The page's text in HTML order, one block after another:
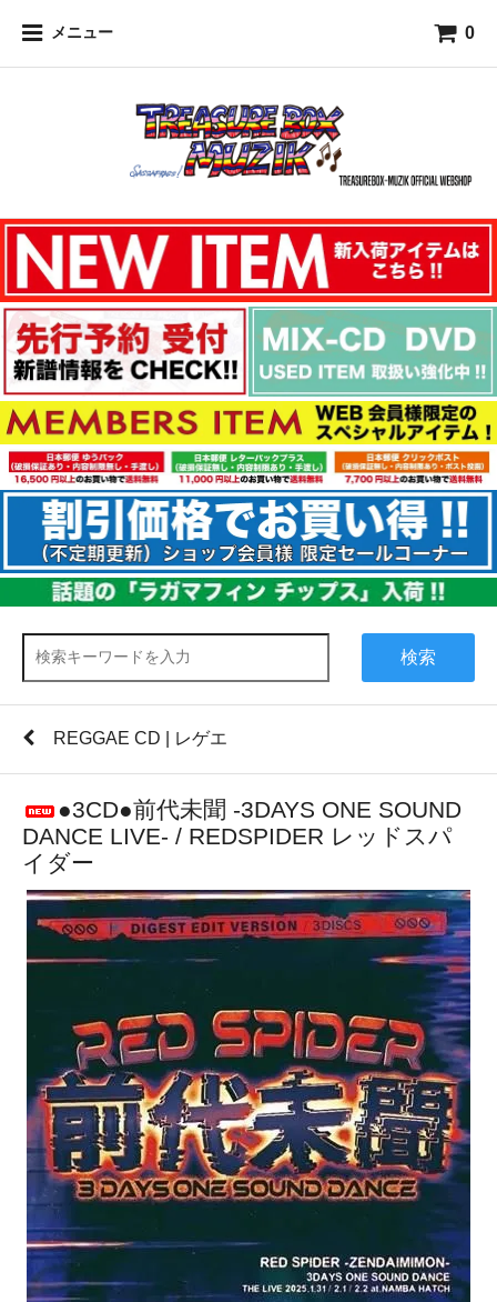
メニュー 0
検索
REGGAE CD | レゲエ
●3CD●前代未聞 -3DAYS ONE SOUND
DANCE LIVE- / REDSPIDER レッドスパ
イダー